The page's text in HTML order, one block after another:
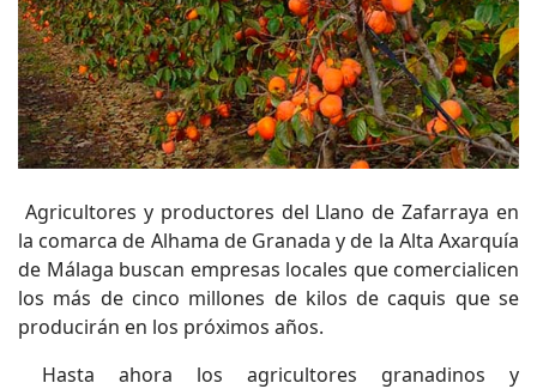
Agricultores y productores del Llano de Zafarraya en
la comarca de Alhama de Granada y de la Alta Axarquía
de Málaga buscan empresas locales que comercialicen
los más de cinco millones de kilos de caquis que se
producirán en los próximos años.
Hasta ahora los agricultores granadinos y